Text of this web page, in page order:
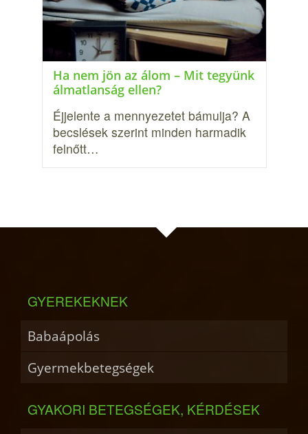
Ha nem jön az álom – Mit tegyünk
álmatlanság ellen?
Éjjelente a mennyezetet bámulja? A
becslések szerint min­den harmadik
felnőtt…
GYEREKEKNEK
Babaápolás
Gyermekbetegségek
GYAKORI BETEGSÉGEK, KÉRDÉSEK